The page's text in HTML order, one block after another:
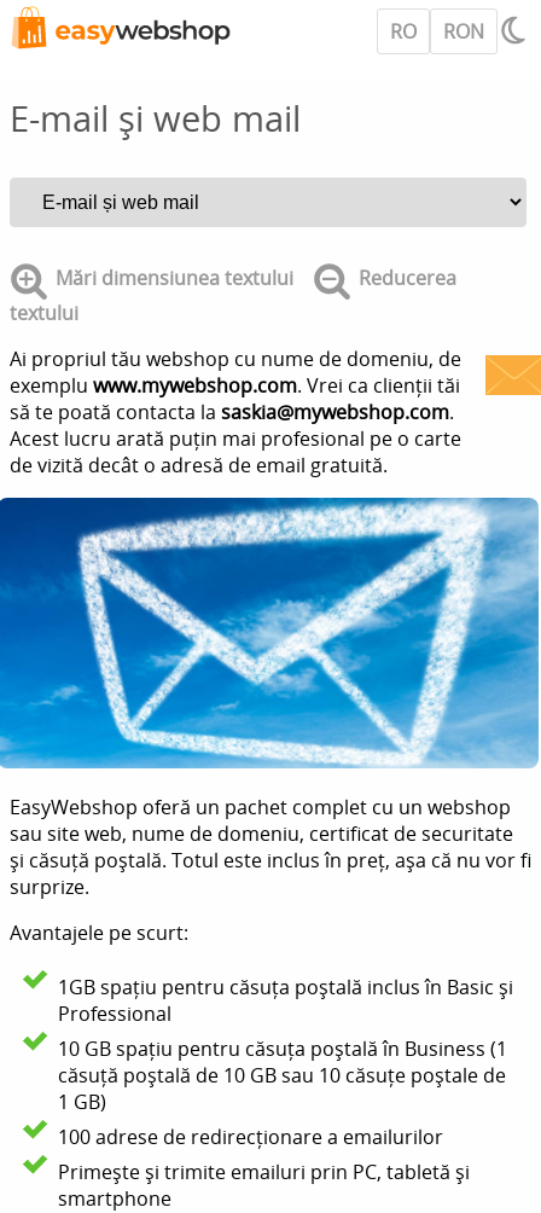
RO RON
E-mail și web mail
Mări dimensiunea textului
Reducerea
textului
Ai propriul tău webshop cu nume de domeniu, de
exemplu www.mywebshop.com. Vrei ca clienții tăi
să te poată contacta la saskia@mywebshop.com.
Acest lucru arată puțin mai profesional pe o carte
de vizită decât o adresă de email gratuită.
EasyWebshop oferă un pachet complet cu un webshop
sau site web, nume de domeniu, certificat de securitate
și căsuță poștală. Totul este inclus în preț, așa că nu vor fi
surprize.
Avantajele pe scurt:
1GB spațiu pentru căsuța poștală inclus în Basic și
Professional
10 GB spațiu pentru căsuța poștală în Business (1
căsuță poștală de 10 GB sau 10 căsuțe poștale de
1 GB)
100 adrese de redirecționare a emailurilor
Primește și trimite emailuri prin PC, tabletă și
smartphone